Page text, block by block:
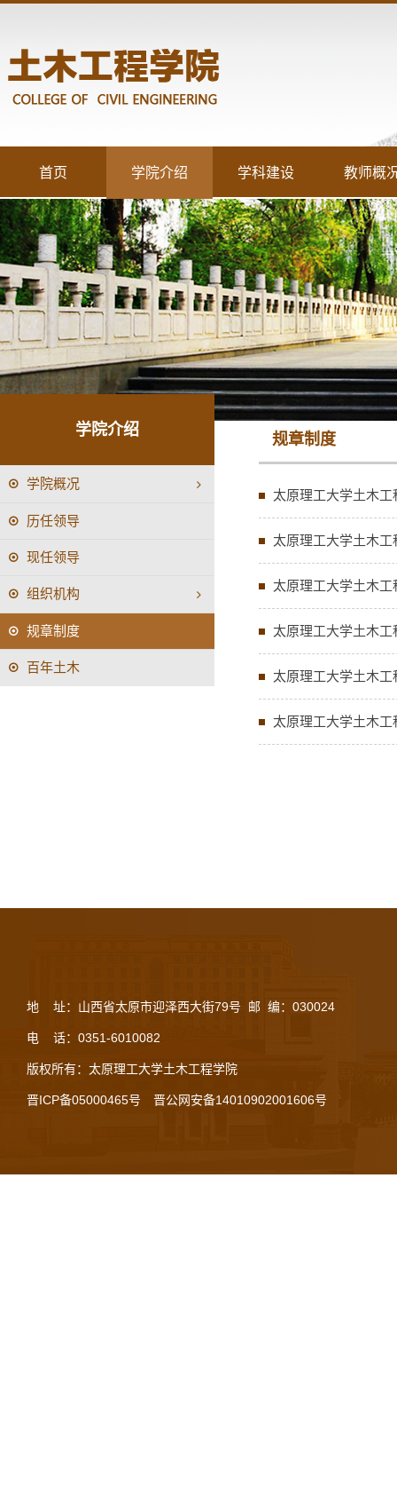
首页 学院介绍 学科建设 教师概
学院介绍
学院概况
历任领导
现任领导
组织机构
规章制度
百年土木
规章制度
太原理工大学土木
太原理工大学土木
太原理工大学土木
太原理工大学土木
太原理工大学土木
太原理工大学土木
地 址：山西省太原市迎泽西大街79号 邮 编：030024
电 话：0351-6010082
版权所有：太原理工大学土木工程学院
晋ICP备05000465号 晋公网安备14010902001606号